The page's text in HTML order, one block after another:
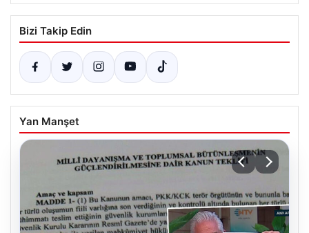
Bizi Takip Edin
Yan Manşet